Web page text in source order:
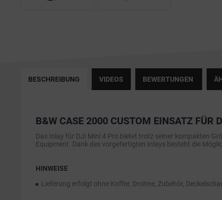
BESCHREIBUNG VIDEOS BEWERTUNGEN
B&W CASE 2000 CUSTOM EINSATZ FÜR
Das Inlay für DJI Mini 4 Pro bietet trotz seiner kompakten
Equipment. Dank des vorgefertigten Inlays besteht die
HINWEISE
Lieferung erfolgt ohne Koffer, Drohne, Zubehör,